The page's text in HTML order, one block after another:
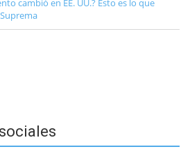
cambió en EE. UU.? Esto es lo que